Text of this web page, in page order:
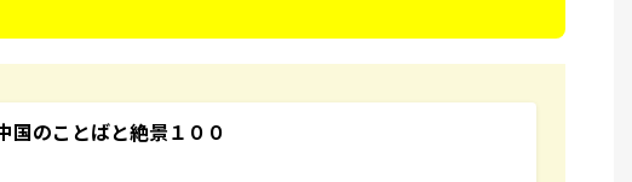
国のことばと絶景１００